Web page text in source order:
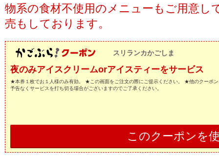
物系の食材不使用のメニューもご用意し
売もしております。
スリランカかごしま
夜のみアイスクリームorアイスティーをサービス
★本券１枚でお１人様のみ有効。 ★この画面をご注文の際にご提示ください。 ★他のクーポ
予告なくサービスを打ち切る場合がございますのでご了承ください。
このクーポンを